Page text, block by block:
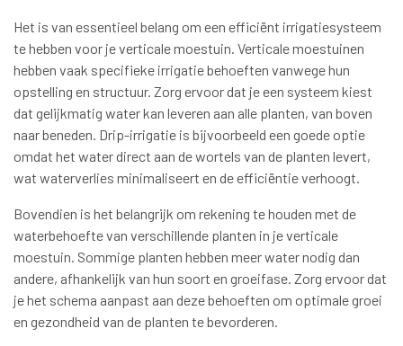
Het is van essentieel belang om een efficiënt irrigatiesysteem
te hebben voor je verticale moestuin. Verticale moestuinen
hebben vaak specifieke irrigatie behoeften vanwege hun
opstelling en structuur. Zorg ervoor dat je een systeem kiest
dat gelijkmatig water kan leveren aan alle planten, van boven
naar beneden. Drip-irrigatie is bijvoorbeeld een goede optie
omdat het water direct aan de wortels van de planten levert,
wat waterverlies minimaliseert en de efficiëntie verhoogt.
Bovendien is het belangrijk om rekening te houden met de
waterbehoefte van verschillende planten in je verticale
moestuin. Sommige planten hebben meer water nodig dan
andere, afhankelijk van hun soort en groeifase. Zorg ervoor dat
je het schema aanpast aan deze behoeften om optimale groei
en gezondheid van de planten te bevorderen.